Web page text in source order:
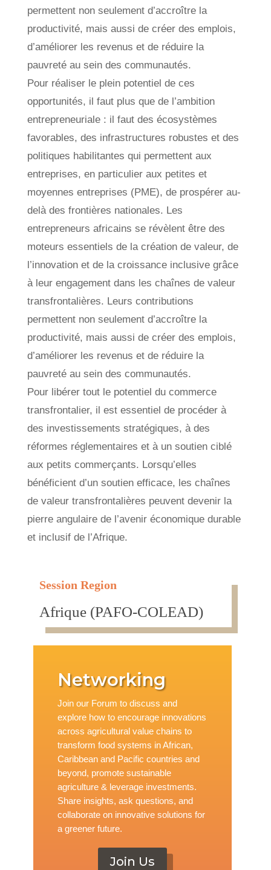
permettent non seulement d’accroître la
productivité, mais aussi de créer des emplois,
d’améliorer les revenus et de réduire la
pauvreté au sein des communautés.
Pour réaliser le plein potentiel de ces
opportunités, il faut plus que de l’ambition
entrepreneuriale : il faut des écosystèmes
favorables, des infrastructures robustes et des
politiques habilitantes qui permettent aux
entreprises, en particulier aux petites et
moyennes entreprises (PME), de prospérer au-
delà des frontières nationales. Les
entrepreneurs africains se révèlent être des
moteurs essentiels de la création de valeur, de
l’innovation et de la croissance inclusive grâce
à leur engagement dans les chaînes de valeur
transfrontalières. Leurs contributions
permettent non seulement d’accroître la
productivité, mais aussi de créer des emplois,
d’améliorer les revenus et de réduire la
pauvreté au sein des communautés.
Pour libérer tout le potentiel du commerce
transfrontalier, il est essentiel de procéder à
des investissements stratégiques, à des
réformes réglementaires et à un soutien ciblé
aux petits commerçants. Lorsqu’elles
bénéficient d’un soutien efficace, les chaînes
de valeur transfrontalières peuvent devenir la
pierre angulaire de l’avenir économique durable
et inclusif de l’Afrique.
Session Region
Afrique (PAFO-COLEAD)
Networking
Join our Forum to discuss and
explore how to encourage innovations
across agricultural value chains to
transform food systems in African,
Caribbean and Pacific countries and
beyond, promote sustainable
agriculture & leverage investments.
Share insights, ask questions, and
collaborate on innovative solutions for
a greener future.
Join Us